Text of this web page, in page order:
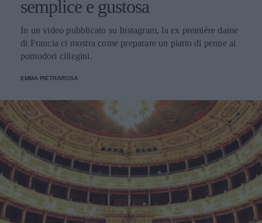
semplice e gustosa
In un video pubblicato su Instagram, la ex première dame
di Francia ci mostra come preparare un piatto di penne ai
pomodori ciliegini.
EMMA PIETRAROSA